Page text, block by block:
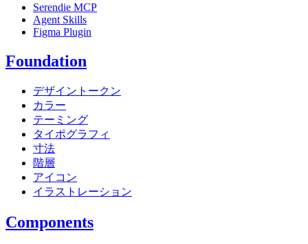
Serendie MCP
Agent Skills
Figma Plugin
Foundation
デザイントークン
カラー
テーミング
タイポグラフィ
寸法
階層
アイコン
イラストレーション
Components